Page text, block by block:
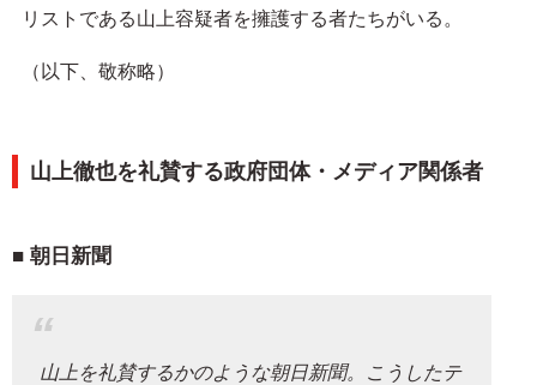
リストである山上容疑者を擁護する者たちがいる。
（以下、敬称略）
山上徹也を礼賛する政府団体・メディア関係者
朝日新聞
山上を礼賛するかのような朝日新聞。こうしたテ